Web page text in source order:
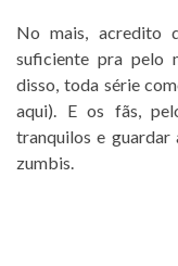
No mais, acredito
suficiente pra pelo
disso, toda série
aqui). E os fãs,
tranquilos e guardar
zumbis.